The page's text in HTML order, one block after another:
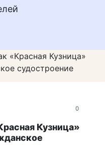
«Красная Кузница»
судостроение
0
Кузница»